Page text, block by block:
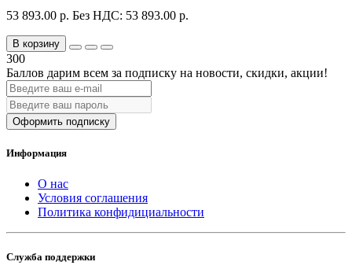
53 893.00 р. Без НДС: 53 893.00 р.
В корзину
300
Баллов дарим всем за подписку на новости, скидки, акции!
Оформить подписку
Информация
О нас
Условия соглашения
Политика конфидициальности
Служба поддержки